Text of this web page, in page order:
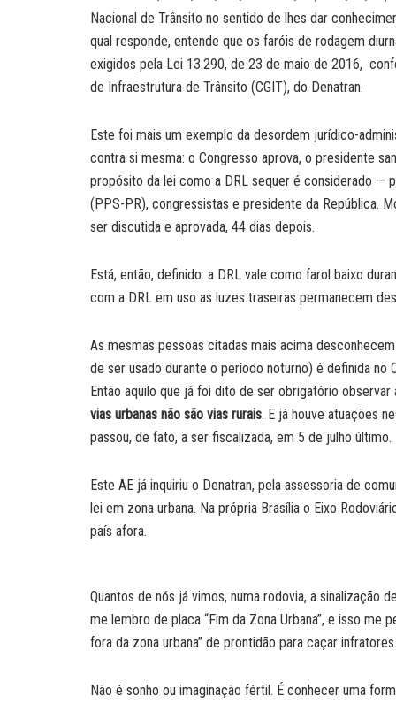
Nacional de Trânsito no sentido de lhes dar
qual responde, entende que os faróis de rodagem
exigidos pela Lei 13.290, de 23 de maio de 2016,
de Infraestrutura de Trânsito (CGIT), do Denatran.
Este foi mais um exemplo da desordem jurídico-
contra si mesma: o Congresso aprova, o presidente
propósito da lei como a DRL sequer é considerado —
(PPS-PR), congressistas e presidente da República.
ser discutida e aprovada, 44 dias depois.
Está, então, definido: a DRL vale como farol baixo
com a DRL em uso as luzes traseiras permanecem
As mesmas pessoas citadas mais acima
de ser usado durante o período noturno) é definida no
Então aquilo que já foi dito de ser obrigatório
vias urbanas não são vias rurais. E já houve atuações
passou, de fato, a ser fiscalizada, em 5 de julho último.
Este AE já inquiriu o Denatran, pela assessoria de
lei em zona urbana. Na própria Brasília o Eixo
país afora.
Quantos de nós já vimos, numa rodovia, a sinalização
me lembro de placa “Fim da Zona Urbana”, e isso me
fora da zona urbana” de prontidão para caçar infratores.
Não é sonho ou imaginação fértil. É conhecer uma